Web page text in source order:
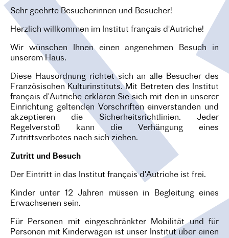
O
N
Sehr geehrte Besucherinnen und Besucher!
Herzlich willkommen im Institut français d'Autriche!
Wir wünschen Ihnen einen angenehmen Besuch in
unserem Haus.
Diese Hausordnung richtet sich an alle Besucher des
Französischen Kulturinstituts. Mit Betreten des Institut
français d'Autriche erklären Sie sich mit den in unserer
Einrichtung geltenden Vorschriften einverstanden und
akzeptieren die Sicherheitsrichtlinien. Jeder
Regelverstoß kann die Verhängung eines
Zutrittsverbotes nach sich ziehen.
Zutritt und Besuch
Der Eintritt in das Institut français d'Autriche ist frei.
Kinder unter 12 Jahren müssen in Begleitung eines
Erwachsenen sein.
Für Personen mit eingeschränkter Mobilität und für
Personen mit Kinderwägen ist unser Institut über einen